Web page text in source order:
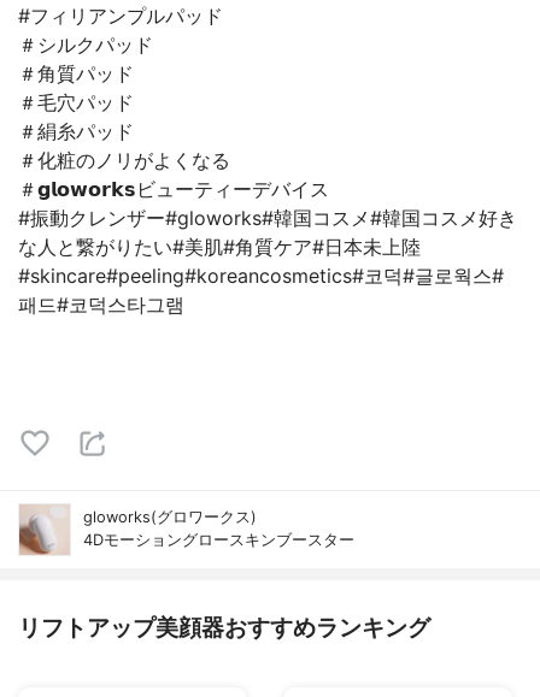
#フィリアンプルパッド
＃シルクパッド
＃角質パッド
＃毛穴パッド
＃絹糸パッド
＃化粧のノリがよくなる
＃𝗴𝗹𝗼𝘄𝗼𝗿𝗸𝘀ビューティーデバイス
#振動クレンザー#gloworks#韓国コスメ#韓国コスメ好き
な人と繋がりたい#美肌#角質ケア#日本未上陸
#skincare#peeling#koreancosmetics#코덕#글로웍스#
패드#코덕스타그램
gloworks(グロワークス)
4Dモーショングロースキンブースター
リフトアップ美顔器おすすめランキング